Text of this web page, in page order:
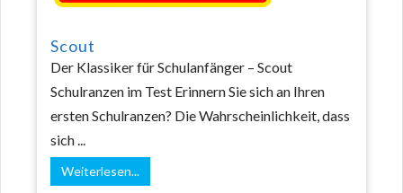
Scout
Der Klassiker für Schulanfänger – Scout
Schulranzen im Test Erinnern Sie sich an Ihren
ersten Schulranzen? Die Wahrscheinlichkeit, dass
sich ...
Weiterlesen...